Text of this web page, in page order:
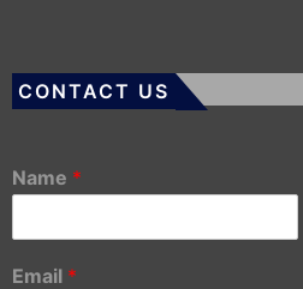
CONTACT US
Name *
Email *